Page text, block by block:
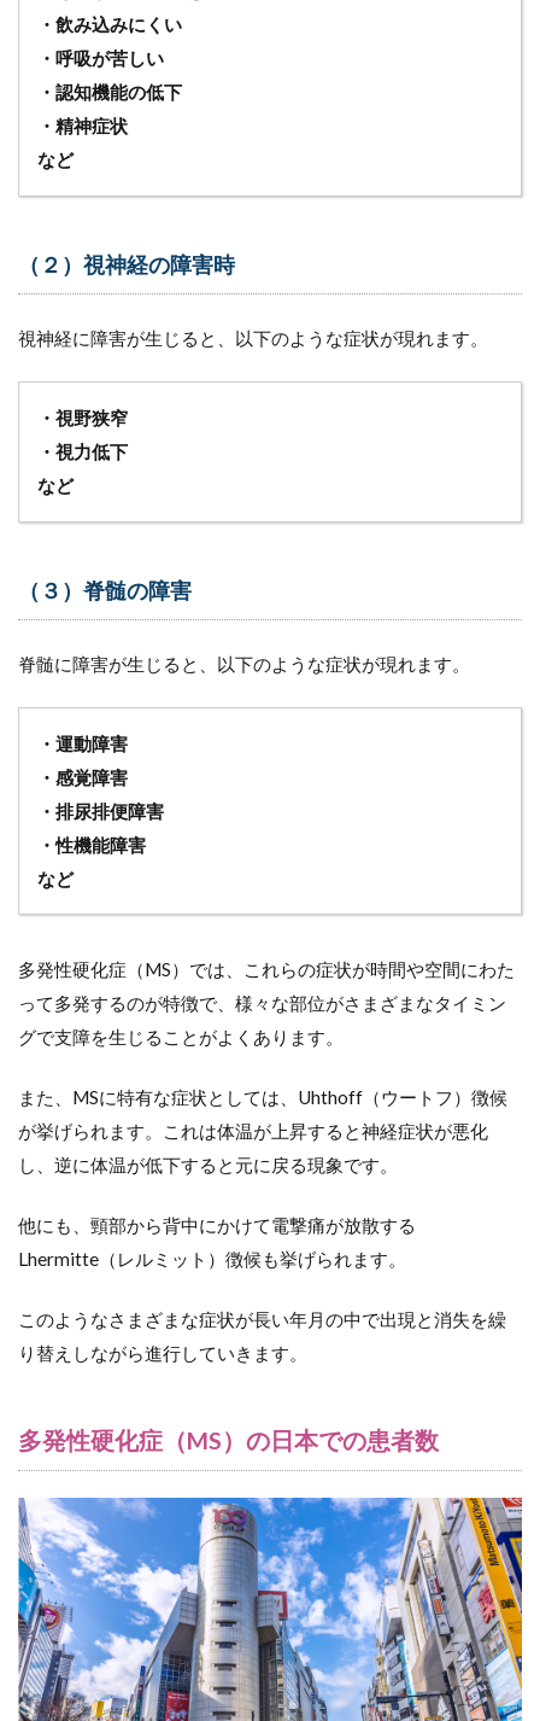
リハビ
リテー
ション
7
多
発性硬
化症
（MS）
に関連
源・制
7.1
（１）
7.2
（２）
機能訓
練
7.3
日常生
活の移
動・移
援する
具, 福
祉用具
7.4
（４）
住宅改
修
7.5
日常生
活動作
(入
浴、行
為,整
事) の
介助
7.6
7.7
援 相
談支援
におけ
る多発
症
（MS）
の特徴
8.1
（１）
慢性期
におけ
る在宅
療養支
・飲み込みにくい
・呼吸が苦しい
・認知機能の低下
・精神症状
など
（２）視神経の障害時
視神経に障害が生じると、以下のような症状が現れます。
・視野狭窄
・視力低下
など
（３）脊髄の障害
脊髄に障害が生じると、以下のような症状が現れます。
・運動障害
・感覚障害
・排尿排便障害
・性機能障害
など
多発性硬化症（MS）では、これらの症状が時間や空間にわた
って多発するのが特徴で、様々な部位がさまざまなタイミン
グで支障を生じることがよくあります。
また、MSに特有な症状としては、Uhthoff（ウートフ）徴候
が挙げられます。これは体温が上昇すると神経症状が悪化
し、逆に体温が低下すると元に戻る現象です。
他にも、頸部から背中にかけて電撃痛が放散する
Lhermitte（レルミット）徴候も挙げられます。
このようなさまざまな症状が長い年月の中で出現と消失を繰
り替えしながら進行していきます。
多発性硬化症（MS）の日本での患者数